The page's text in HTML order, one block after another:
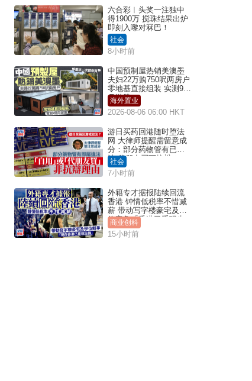
六合彩︱头奖一注独中
得1900万 搅珠结果出炉
即刻入嚟对冧巴！
社会
8小时前
中国预制屋热销美澳墨
夫妇22万购750呎两房户
零地基直接组装 实测9个
月激赞
海外置业
2026-08-06 06:00 HKT
游日买药回港随时堕法
网 大律师提醒需留意成
分：部分药物管有已违
法 代朋友买可抗辩？
社会
7小时前
外籍专才据报陆续回流
香港 钟情低税率不惜减
薪 带动写字楼豪宅及学
位竞争「香港已重现生
机」
商业创科
15小时前